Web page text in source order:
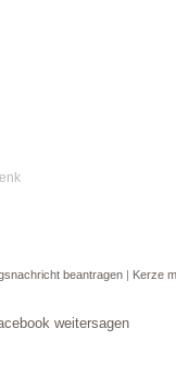
beantragen | Kerze
weitersagen